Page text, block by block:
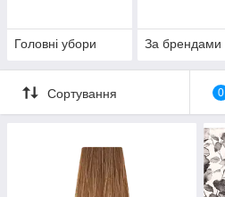
Головні убори За брендами
Сортування 0